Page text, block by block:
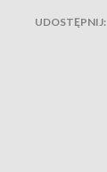
UDOSTĘPNIJ: